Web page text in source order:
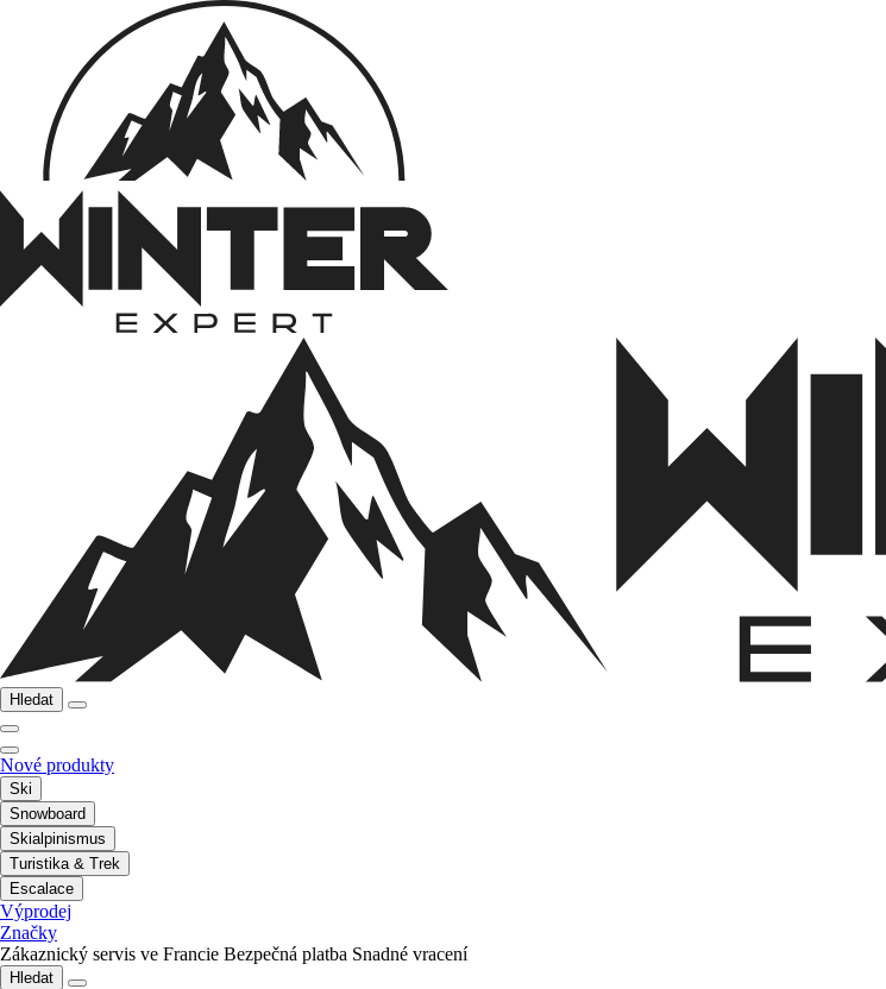
Hledat
Nové produkty
Ski
Snowboard
Skialpinismus
Turistika & Trek
Escalace
Výprodej
Značky
Zákaznický servis ve Francie Bezpečná platba Snadné vracení
Hledat